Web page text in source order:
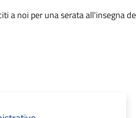
a noi per una serata all'insegna